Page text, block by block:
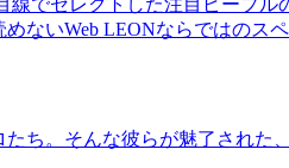
でセレクトした注目ピープ
ないWeb LEONならではのス
ち。そんな彼らが魅了された